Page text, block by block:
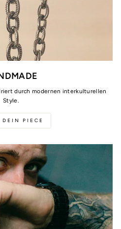
durch modernen interkulturellen
Style.
DEIN PIECE